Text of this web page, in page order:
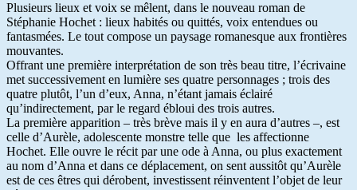
Plusieurs lieux et voix se mêlent, dans le nouveau roman de
Stéphanie Hochet : lieux habités ou quittés, voix entendues ou
fantasmées. Le tout compose un paysage romanesque aux frontières
mouvantes.
Offrant une première interprétation de son très beau titre, l’écrivaine
met successivement en lumière ses quatre personnages ; trois des
quatre plutôt, l’un d’eux, Anna, n’étant jamais éclairé
qu’indirectement, par le regard ébloui des trois autres.
La première apparition – très brève mais il y en aura d’autres –, est
celle d’Aurèle, adolescente monstre telle que les affectionne
Hochet. Elle ouvre le récit par une ode à Anna, ou plus exactement
au nom d’Anna et dans ce déplacement, on sent aussitôt qu’Aurèle
est de ces êtres qui dérobent, investissent réinventent l’objet de leur